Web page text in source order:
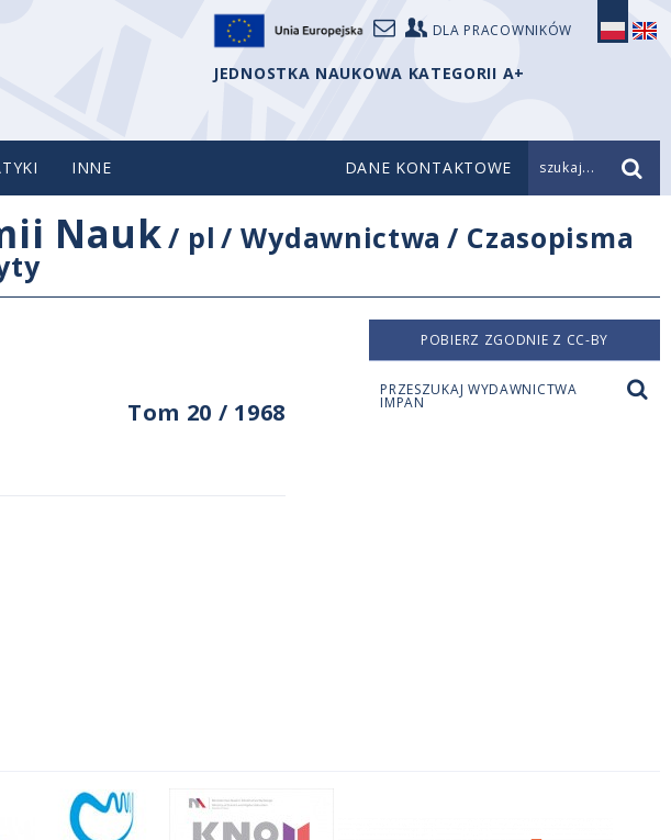
DLA PRACOWNIKÓW
JEDNOSTKA NAUKOWA KATEGORII A+
INNE DANE KONTAKTOWE szukaj...
Nauk/ pl /Wydawnictwa / Czasopisma
Tom 20 / 1968
POBIERZ ZGODNIE Z CC-BY
PRZESZUKAJ WYDAWNICTWA
IMPAN